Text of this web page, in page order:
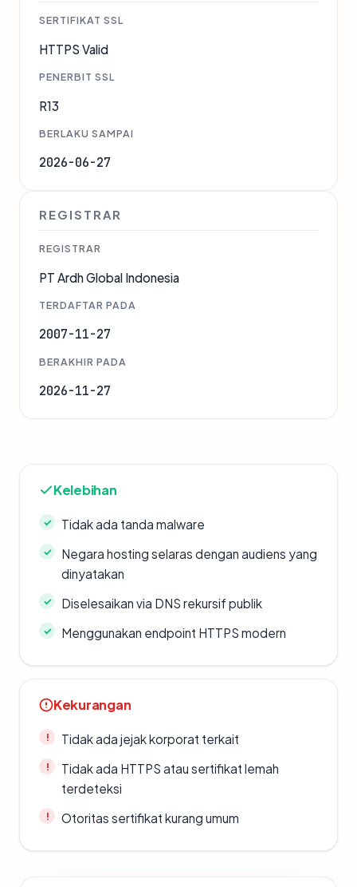
SERTIFIKAT SSL
HTTPS Valid
PENERBIT SSL
R13
BERLAKU SAMPAI
2026-06-27
REGISTRAR
REGISTRAR
PT Ardh Global Indonesia
TERDAFTAR PADA
2007-11-27
BERAKHIR PADA
2026-11-27
Kelebihan
Tidak ada tanda malware
Negara hosting selaras dengan audiens yang
dinyatakan
Diselesaikan via DNS rekursif publik
Menggunakan endpoint HTTPS modern
Kekurangan
Tidak ada jejak korporat terkait
Tidak ada HTTPS atau sertifikat lemah
terdeteksi
Otoritas sertifikat kurang umum